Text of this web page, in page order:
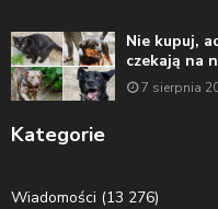
Nie kupuj,
czekają na
7 sierpnia
Kategorie
Wiadomości (13 276)